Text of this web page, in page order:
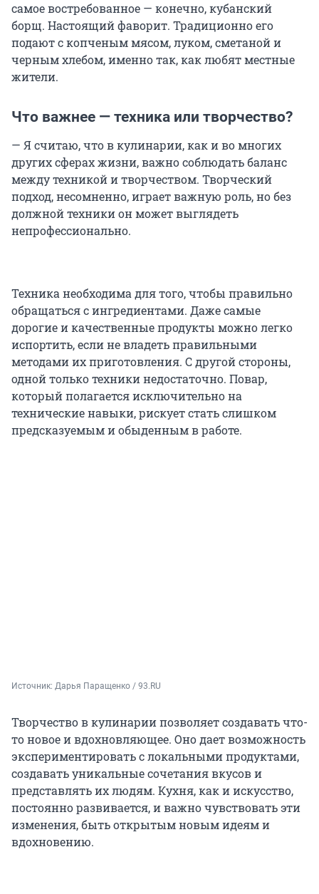
самое востребованное — конечно, кубанский
борщ. Настоящий фаворит. Традиционно его
подают с копченым мясом, луком, сметаной и
черным хлебом, именно так, как любят местные
жители.
Что важнее — техника или творчество?
— Я считаю, что в кулинарии, как и во многих
других сферах жизни, важно соблюдать баланс
между техникой и творчеством. Творческий
подход, несомненно, играет важную роль, но без
должной техники он может выглядеть
непрофессионально.
Техника необходима для того, чтобы правильно
обращаться с ингредиентами. Даже самые
дорогие и качественные продукты можно легко
испортить, если не владеть правильными
методами их приготовления. С другой стороны,
одной только техники недостаточно. Повар,
который полагается исключительно на
технические навыки, рискует стать слишком
предсказуемым и обыденным в работе.
Источник: Дарья Паращенко / 93.RU
Творчество в кулинарии позволяет создавать что-
то новое и вдохновляющее. Оно дает возможность
экспериментировать с локальными продуктами,
создавать уникальные сочетания вкусов и
представлять их людям. Кухня, как и искусство,
постоянно развивается, и важно чувствовать эти
изменения, быть открытым новым идеям и
вдохновению.